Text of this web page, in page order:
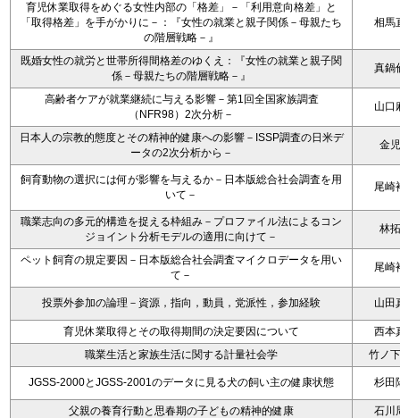
育児休業取得をめぐる女性内部の「格差」－「利用意向格差」と
「取得格差」を手がかりに－：『女性の就業と親子関係－母親たち
の階層戦略－』
相馬
既婚女性の就労と世帯所得間格差のゆくえ：『女性の就業と親子関
係－母親たちの階層戦略－』
真鍋
高齢者ケアが就業継続に与える影響－第1回全国家族調査
（NFR98）2次分析－
山口
日本人の宗教的態度とその精神的健康への影響－ISSP調査の日米デ
ータの2次分析から－
金
飼育動物の選択には何が影響を与えるか－日本版総合社会調査を用
いて－
尾崎
職業志向の多元的構造を捉える枠組み－プロファイル法によるコン
ジョイント分析モデルの適用に向けて－
林
ペット飼育の規定要因－日本版総合社会調査マイクロデータを用い
て－
尾崎
投票外参加の論理－資源，指向，動員，党派性，参加経験 山田
育児休業取得とその取得期間の決定要因について
西本
職業生活と家族生活に関する計量社会学
竹ノ
JGSS-2000とJGSS-2001のデータに見る犬の飼い主の健康状態 杉田
父親の養育行動と思春期の子どもの精神的健康
石川